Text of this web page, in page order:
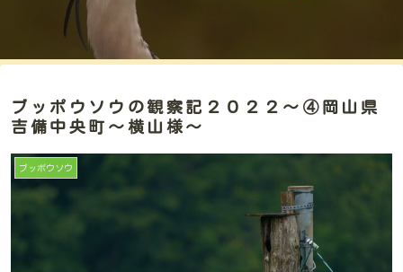
ブッポウソウの観察記２０２２～④岡山県
吉備中央町～横山様～
ブッポウソウ